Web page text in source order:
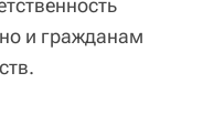
и гражданам